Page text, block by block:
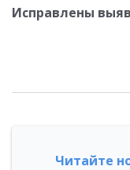
Исправлены
Читайте